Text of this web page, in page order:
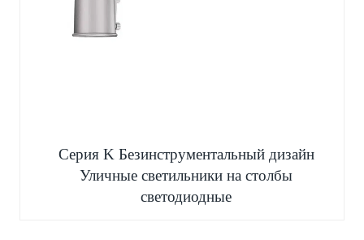
Серия K Безинструментальный дизайн
Уличные светильники на столбы
светодиодные